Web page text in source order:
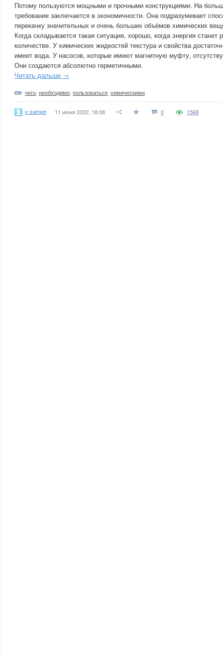
Потому пользуются мощными и прочными конструкциями. На
требование заключается в экономичности. Она подразумевает
перекачку значительных и очень больших объёмов химических
Когда складывается такая ситуация, хорошо, когда энергия
количестве. У химических жидкостей текстура и свойства
имеет вода. У насосов, которые имеют магнитную муфту,
Они создаются абсолютно герметичными.
Читать дальше →
чего необходимо пользоваться химическими
v-sampe 11 июня 2022, 18:08 0 1568